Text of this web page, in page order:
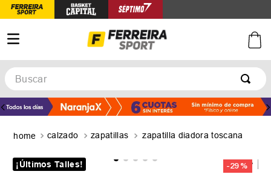
Buscar
TÉRMINOS MÁS BUSCADOS
3.
basquet
calzado zapatillas zapatilla diadora toscana
¡Últimos Talles! -29 %